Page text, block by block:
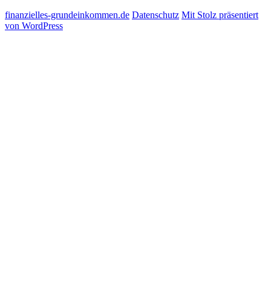
finanzielles-grundeinkommen.de Datenschutz Mit Stolz präsentiert
von WordPress